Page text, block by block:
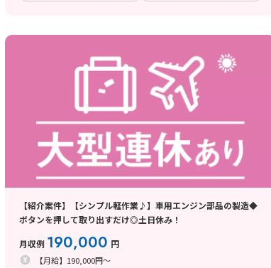
【紹介案件】【シンプル軽作業♪】車用エンジン部品の製造◆
ボタンを押して取り出すだけ◎土日休み！
月収例 190,000 円
【月給】190,000円～